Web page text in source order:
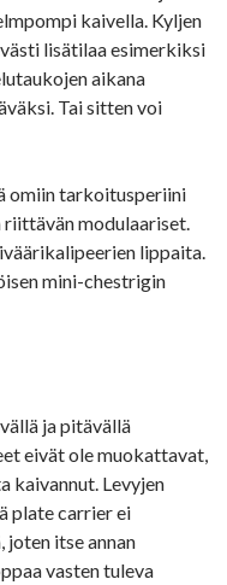
kaivella. Kyljen
lisätilaa esimerkiksi
aikana
Tai sitten voi
omiin tarkoitusperiini
modulaariset.
lippaita.
mini-chestrigin
ja pitävällä
eivät ole muokattavat,
kaivannut. Levyjen
plate carrier ei
joten itse annan
vasten tuleva